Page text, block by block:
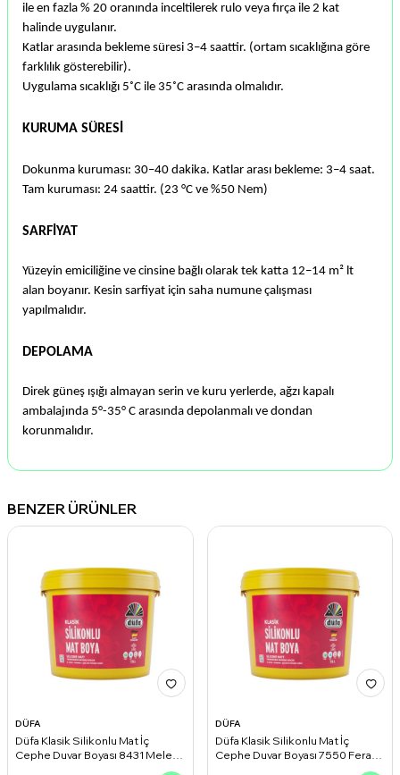
ile en fazla % 20 oranında inceltilerek rulo veya fırça ile 2 kat
halinde uygulanır.
Katlar arasında bekleme süresi 3–4 saattir. (ortam sıcaklığına göre
farklılık gösterebilir).
Uygulama sıcaklığı 5˚C ile 35˚C arasında olmalıdır.
KURUMA SÜRESİ
Dokunma kuruması: 30–40 dakika. Katlar arası bekleme: 3–4 saat.
Tam kuruması: 24 saattir. (23 °C ve %50 Nem)
SARFİYAT
Yüzeyin emiciliğine ve cinsine bağlı olarak tek katta 12–14 m² lt
alan boyanır. Kesin sarfiyat için saha numune çalışması
yapılmalıdır.
DEPOLAMA
Direk güneş ışığı almayan serin ve kuru yerlerde, ağzı kapalı
ambalajında 5°-35° C arasında depolanmalı ve dondan
korunmalıdır.
BENZER ÜRÜNLER
DÜFA
Düfa Klasik Silikonlu Mat İç
Cephe Duvar Boyası 8431 Melek
DÜFA
Düfa Klasik Silikonlu Mat İç
Cephe Duvar Boyası 7550 Ferah